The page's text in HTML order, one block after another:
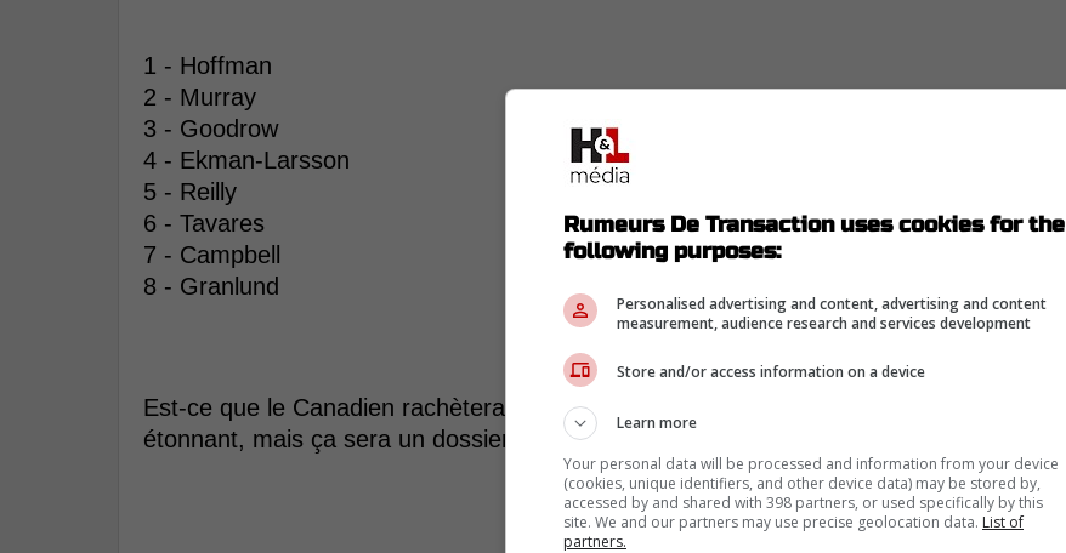
1 - Hoffman
2 - Murray
3 - Goodrow
4 - Ekman-Larsson
5 - Reilly
6 - Tavares
7 - Campbell
8 - Granlund
Est-ce que le Canadien rachètera Mike Hoffman dès ce vendredi?
étonnant, mais ça sera un dossier à suivre.
-
Rumeurs De Transaction uses cookies for the
following purposes:
Personalised advertising and content, advertising and content
measurement, audience research and services development
Store and/or access information on a device
Learn more
Your personal data will be processed and information from your device
(cookies, unique identifiers, and other device data) may be stored by,
accessed by and shared with 398 partners, or used specifically by this
site. We and our partners may use precise geolocation data. List of
partners.